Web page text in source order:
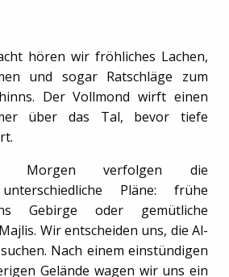
hören wir fröhliches Lachen,
und sogar Ratschläge zum
Der Vollmond wirft einen
über das Tal, bevor tiefe
Morgen verfolgen die
Pläne: frühe
Gebirge oder gemütliche
Wir entscheiden uns, die Al-
Nach einem einstündigen
Gelände wagen wir uns ein